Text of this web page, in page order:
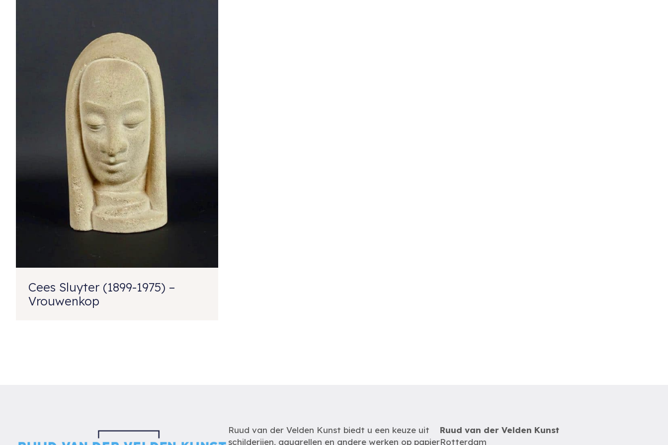
Cees Sluyter (1899-1975) –
Vrouwenkop
Ruud van der Velden Kunst biedt u een keuze uit
schilderijen, aquarellen en andere werken op papier
Ruud van der Velden Kunst
Rotterdam